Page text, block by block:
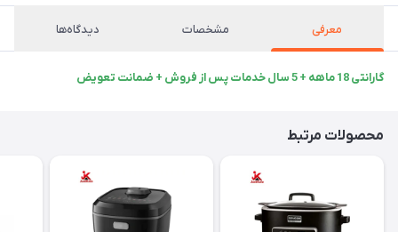
معرفی مشخصات دیدگاه‌ها
گارانتی 18 ماهه + 5 سال خدمات پس از فروش + ضمانت تعویض
محصولات مرتبط